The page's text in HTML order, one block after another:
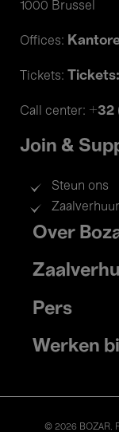
1000 Brussel
Offices:
Tickets:
Call center: +32
Join &
Steun ons
Zaalverhuur
Footer
menu
Over
Pers
Werken
© 2026 BOZAR.